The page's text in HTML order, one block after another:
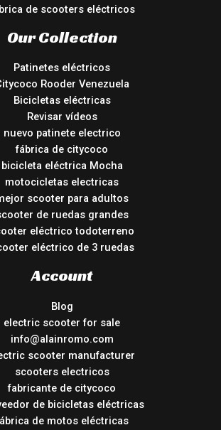
de scooters eléctricos
Our Collection
Patinetes eléctricos
Rooder Venezuela
Bicicletas eléctricas
Revisar vídeos
nuevo patinete electrico
fábrica de citycoco
bicicleta eléctrica Mocha
motocicletas electricas
scooter para adultos
de ruedas grandes
eléctrico todoterreno
eléctrico de 3 ruedas
Account
Blog
electric scooter for sale
info@alainromo.com
scooter manufacturer
scooters electricos
fabricante de citycoco
de bicicletas eléctricas
de motos eléctricas